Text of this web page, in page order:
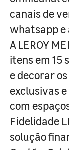
canais de
whatsapp e
A LEROY
itens em 15
e decorar
exclusivas
com
Fidelidade
solução